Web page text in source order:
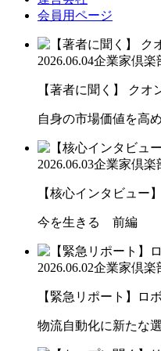
会員用ページ
2026.06.04企業家倶楽
【著者に聞く】 ク
自身の市場価値を高
2026.06.03企業家倶楽
【核心インタビュ
今を生きる 前編
2026.06.02企業家倶楽
【緊急リポート】
物流自動化に新たな